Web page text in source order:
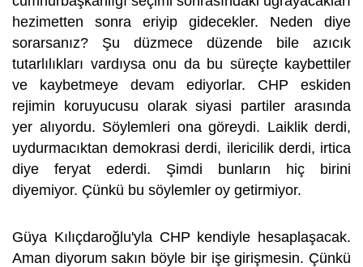
hezimetten sonra eriyip gidecekler. Neden diye
sorarsanız? Şu düzmece düzende bile azıcık
tutarlılıkları vardıysa onu da bu süreçte kaybettiler
ve kaybetmeye devam ediyorlar. CHP eskiden
rejimin koruyucusu olarak siyasi partiler arasında
yer alıyordu. Söylemleri ona göreydi. Laiklik derdi,
uydurmacıktan demokrasi derdi, ilericilik derdi, irtica
diye feryat ederdi. Şimdi bunların hiç birini
diyemiyor. Çünkü bu söylemler oy getirmiyor.
Güya Kılıçdaroğlu'yla CHP kendiyle hesaplaşacak.
Aman diyorum sakın böyle bir işe girişmesin. Çünkü